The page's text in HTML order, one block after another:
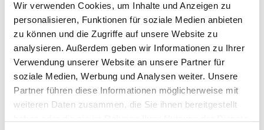
Wir verwenden Cookies, um Inhalte und Anzeigen zu
personalisieren, Funktionen für soziale Medien anbieten
zu können und die Zugriffe auf unsere Website zu
analysieren. Außerdem geben wir Informationen zu Ihrer
Verwendung unserer Website an unsere Partner für
soziale Medien, Werbung und Analysen weiter. Unsere
Partner führen diese Informationen möglicherweise mit
weiteren Daten zusammen, die Sie ihnen bereitgestellt
Von der Schülerin zur Pädagogin